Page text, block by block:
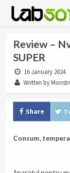
Review –
SUPER
16 January 2024
Written by
Share
Consum,